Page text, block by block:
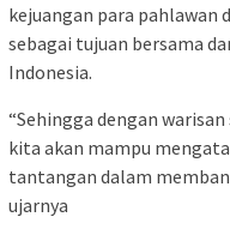
kejuangan para pahlawan
sebagai tujuan bersama
Indonesia.
“Sehingga dengan
kita akan mampu
tantangan dalam
ujarnya